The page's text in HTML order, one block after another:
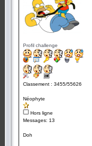
Profil challenge
Classement : 3455/55626
Néophyte
Hors ligne
Messages: 13
Doh